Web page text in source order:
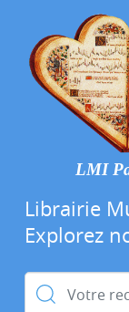
LMI
Librairie
Explorez
Rechercher :